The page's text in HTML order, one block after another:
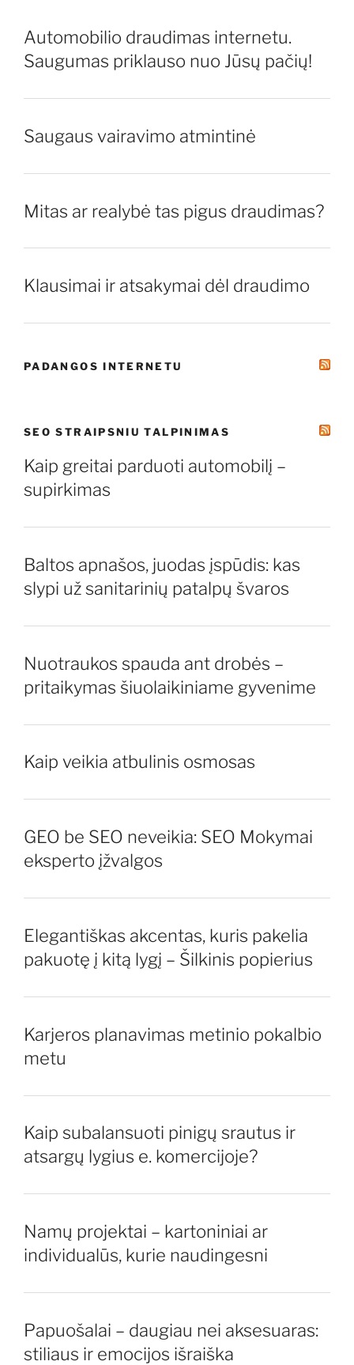
Automobilio draudimas internetu.
Saugumas priklauso nuo Jūsų pačių!
Saugaus vairavimo atmintinė
Mitas ar realybė tas pigus draudimas?
Klausimai ir atsakymai dėl draudimo
PADANGOS INTERNETU
SEO STRAIPSNIU TALPINIMAS
Kaip greitai parduoti automobilį –
supirkimas
Baltos apnašos, juodas įspūdis: kas
slypi už sanitarinių patalpų švaros
Nuotraukos spauda ant drobės –
pritaikymas šiuolaikiniame gyvenime
Kaip veikia atbulinis osmosas
GEO be SEO neveikia: SEO Mokymai
eksperto įžvalgos
Elegantiškas akcentas, kuris pakelia
pakuotę į kitą lygį – Šilkinis popierius
Karjeros planavimas metinio pokalbio
metu
Kaip subalansuoti pinigų srautus ir
atsargų lygius e. komercijoje?
Namų projektai – kartoniniai ar
individualūs, kurie naudingesni
Papuošalai – daugiau nei aksesuaras:
stiliaus ir emocijos išraiška